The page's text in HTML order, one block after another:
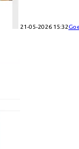
21-05-2026 15:32